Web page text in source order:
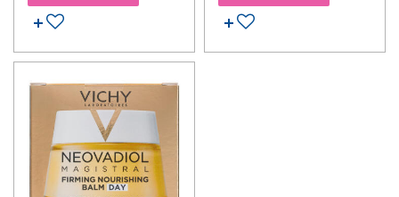
Tilføj til ønskeseddel
Tilføj til ønskeseddel